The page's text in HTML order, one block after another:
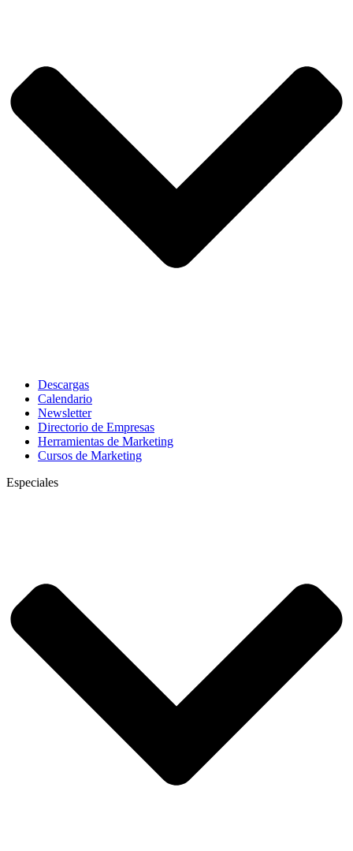
Descargas
Calendario
Newsletter
Directorio de Empresas
Herramientas de Marketing
Cursos de Marketing
Especiales